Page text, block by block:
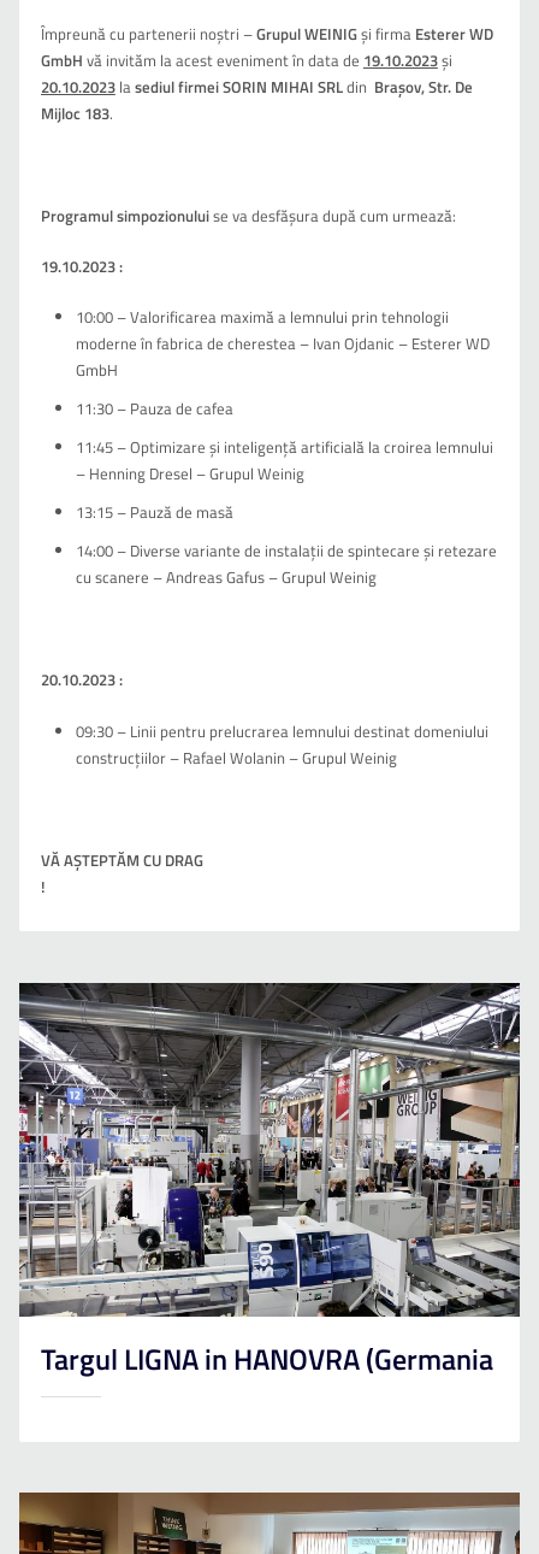
Împreună cu partenerii noştri –Grupul WEINIGși firma Esterer WD
GmbH vă invităm la acest eveniment în data de 19.10.2023și
20.10.2023lasediul firmei SORIN MIHAI SRLdin Braşov, Str. De
Mijloc 183.
Programul simpozionuluise va desfăşura după cum urmează:
19.10.2023 :
10:00 – Valorificarea maximă a lemnului prin tehnologii
moderne în fabrica de cherestea – Ivan Ojdanic – Esterer WD
GmbH
11:30 – Pauza de cafea
11:45 – Optimizare și inteligență artificială la croirea lemnului
– Henning Dresel – Grupul Weinig
13:15 – Pauză de masă
14:00 – Diverse variante de instalații de spintecare și retezare
cu scanere – Andreas Gafus – Grupul Weinig
20.10.2023 :
09:30 – Linii pentru prelucrarea lemnului destinat domeniului
construcțiilor – Rafael Wolanin – Grupul Weinig
VĂ AŞTEPTĂM CU DRAG
!
Targul LIGNA in HANOVRA (Germania